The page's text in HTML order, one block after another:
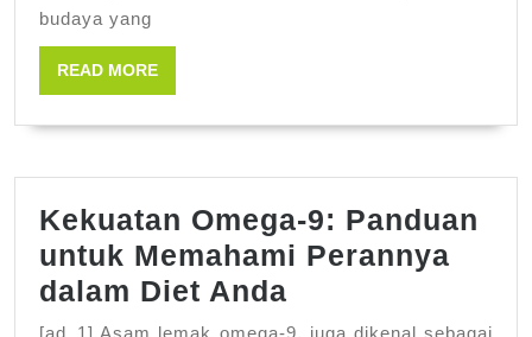
budaya yang
READ MOREREAD
MORE
Kekuatan Omega-9: Panduan
untuk Memahami Perannya
dalam Diet Anda
Omega-
[ad_1] Asam lemak omega-9, juga dikenal sebagai